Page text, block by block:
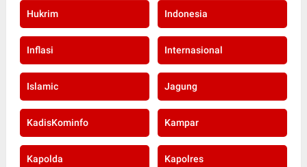
Hukrim Indonesia
Inflasi Internasional
Islamic Jagung
KadisKominfo Kampar
Kapolda Kapolres